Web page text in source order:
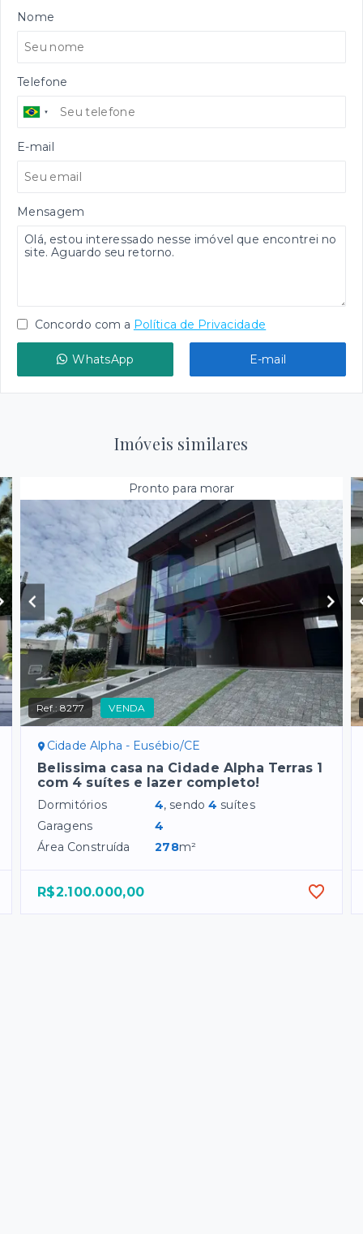
Nome
Telefone
E-mail
Mensagem
Concordo com a Política de Privacidade
WhatsApp E-mail
Imóveis similares
Pronto para morar
Ref.:8277 VENDA
Cidade Alpha - Eusébio/CE
Belissima casa na Cidade Alpha Terras 1
com 4 suítes e lazer completo!
Dormitórios 4, sendo4 suítes
Garagens
4
Área Construída
278m²
R$2.100.000,00